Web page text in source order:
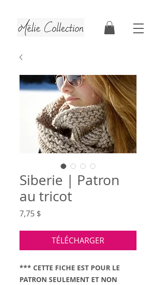
Siberie | Patron
au tricot
7,75 $
TÉLÉCHARGER
*** CETTE FICHE EST POUR LE
PATRON SEULEMENT ET NON